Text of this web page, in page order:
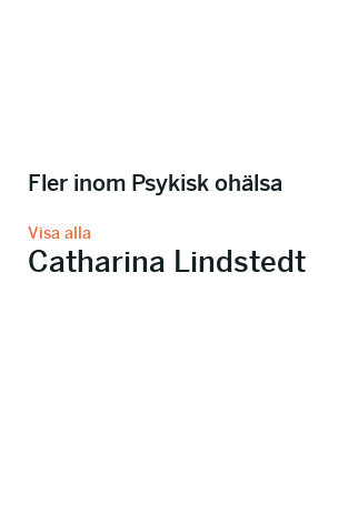
Fler inom Psykisk ohälsa
Visa alla
Catharina Lindstedt